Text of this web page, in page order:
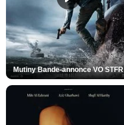
Mutiny Bande-annonce VO STFR